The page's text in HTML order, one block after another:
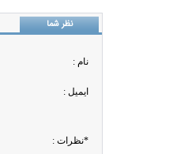
نظر شما
نام :
ايميل :
*نظرات :